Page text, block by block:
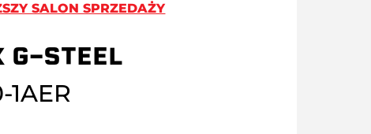
SALON SPRZEDAŻY
G-STEEL
1AER